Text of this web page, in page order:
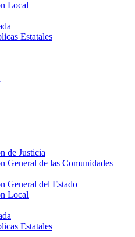
Local
Estatales
de Justicia
General de las Comunidades
General del Estado
Local
Estatales